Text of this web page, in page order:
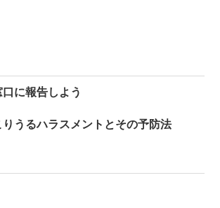
に報告しよう
うるハラスメントとその予防法